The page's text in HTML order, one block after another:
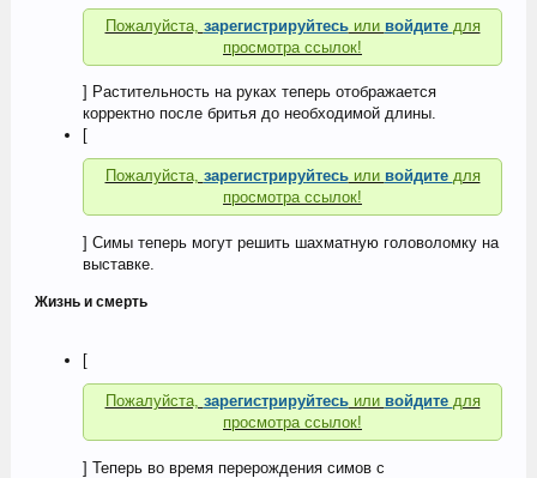
Пожалуйста, зарегистрируйтесьили войдите для
просмотра ссылок!
] Растительность на руках теперь отображается
корректно после бритья до необходимой длины.
[
Пожалуйста, зарегистрируйтесьили войдите для
просмотра ссылок!
] Симы теперь могут решить шахматную головоломку на
выставке.
Жизнь и смерть
[
Пожалуйста, зарегистрируйтесьили войдите для
просмотра ссылок!
] Теперь во время перерождения симов с